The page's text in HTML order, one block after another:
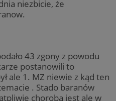
niezbicie, że
43 zgony z powodu
postanowili to
ale 1. MZ niewie z kąd ten
. Stado baranów
choroba jest ale w